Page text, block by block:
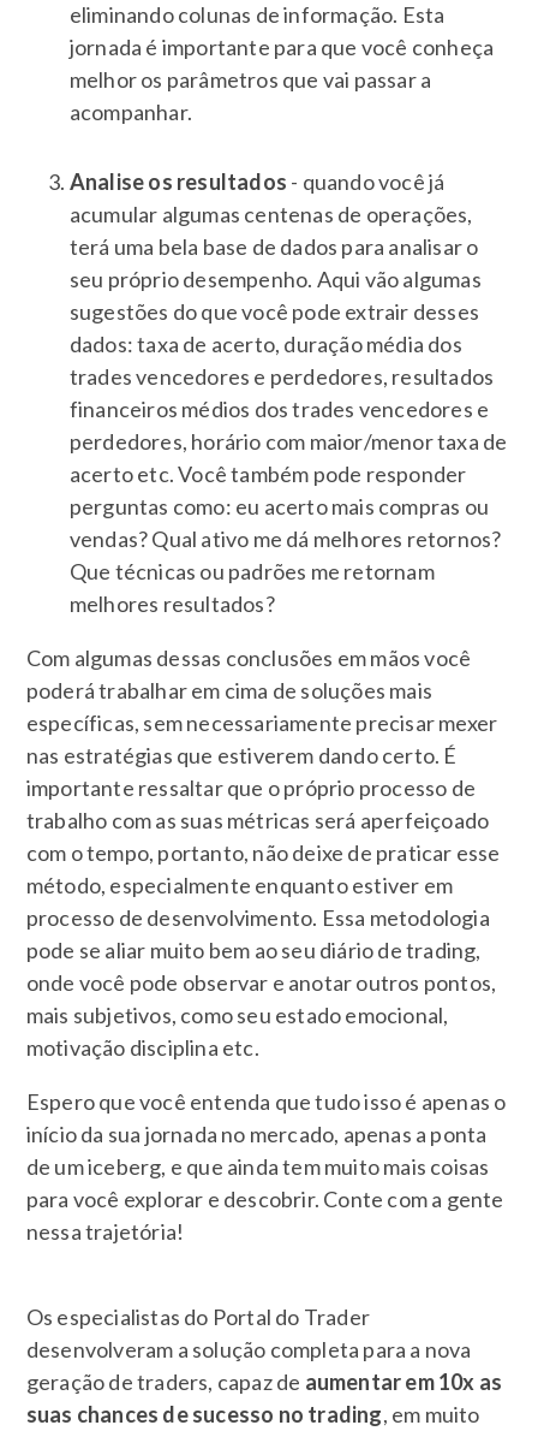
eliminando colunas de informação. Esta
jornada é importante para que você conheça
melhor os parâmetros que vai passar a
acompanhar.
Analise os resultados - quando você já
acumular algumas centenas de operações,
terá uma bela base de dados para analisar o
seu próprio desempenho. Aqui vão algumas
sugestões do que você pode extrair desses
dados: taxa de acerto, duração média dos
trades vencedores e perdedores, resultados
financeiros médios dos trades vencedores e
perdedores, horário com maior/menor taxa de
acerto etc. Você também pode responder
perguntas como: eu acerto mais compras ou
vendas? Qual ativo me dá melhores retornos?
Que técnicas ou padrões me retornam
melhores resultados?
Com algumas dessas conclusões em mãos você
poderá trabalhar em cima de soluções mais
específicas, sem necessariamente precisar mexer
nas estratégias que estiverem dando certo. É
importante ressaltar que o próprio processo de
trabalho com as suas métricas será aperfeiçoado
com o tempo, portanto, não deixe de praticar esse
método, especialmente enquanto estiver em
processo de desenvolvimento. Essa metodologia
pode se aliar muito bem ao seu diário de trading,
onde você pode observar e anotar outros pontos,
mais subjetivos, como seu estado emocional,
motivação disciplina etc.
Espero que você entenda que tudo isso é apenas o
início da sua jornada no mercado, apenas a ponta
de um iceberg, e que ainda tem muito mais coisas
para você explorar e descobrir. Conte com a gente
nessa trajetória!
Os especialistas do Portal do Trader
desenvolveram a solução completa para a nova
geração de traders, capaz de aumentar em 10x as
suas chances de sucesso no trading, em muito